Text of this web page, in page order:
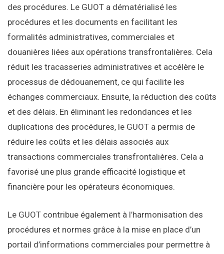
des procédures. Le GUOT a dématérialisé les
procédures et les documents en facilitant les
formalités administratives, commerciales et
douanières liées aux opérations transfrontalières. Cela
réduit les tracasseries administratives et accélère le
processus de dédouanement, ce qui facilite les
échanges commerciaux. Ensuite, la réduction des coûts
et des délais. En éliminant les redondances et les
duplications des procédures, le GUOT a permis de
réduire les coûts et les délais associés aux
transactions commerciales transfrontalières. Cela a
favorisé une plus grande efficacité logistique et
financière pour les opérateurs économiques.
Le GUOT contribue également à l’harmonisation des
procédures et normes grâce à la mise en place d’un
portail d’informations commerciales pour permettre à